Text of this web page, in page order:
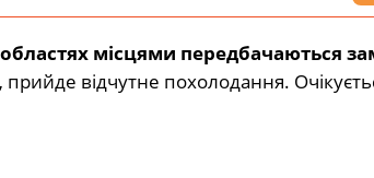
місцями передбачаються​​​​​​​
прийде відчутне похолодання.